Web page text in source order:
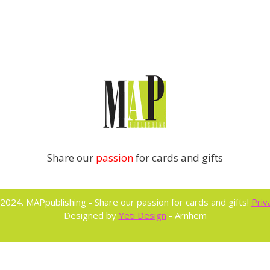
Share our passionfor cards and gifts
MAPpublishing - Share our passion for cards and gifts!
Designed by Yeti Design - Arnhem